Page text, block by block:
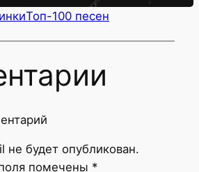
Топ-100 песен
не будет опубликован.
помечены *